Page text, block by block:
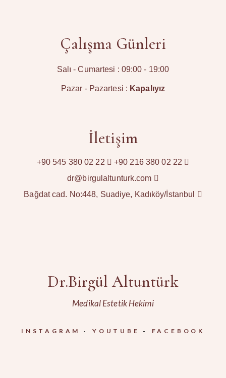
Çalışma Günleri
Salı - Cumartesi : 09:00 - 19:00
Pazar - Pazartesi : Kapalıyız
İletişim
+90 545 380 02 22
+90 216 380 02 22
dr@birgulaltunturk.com
Bağdat cad. No:448, Suadiye, Kadıköy/İstanbul
Dr.Birgül Altuntürk
Medikal Estetik Hekimi
INSTAGRAM YOUTUBE FACEBOOK